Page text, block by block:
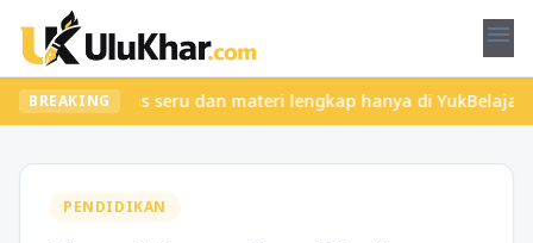
menu
BREAKING
kelas seru dan materi lengkap hanya di
PENDIDIKAN